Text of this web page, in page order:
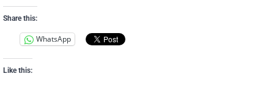
Share this:
WhatsApp
Like this: